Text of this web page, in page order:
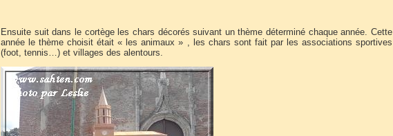
Ensuite suit dans le cortège les chars décorés suivant un thème déterminé chaque année. Cette
année le thème choisit était « les animaux » , les chars sont fait par les associations sportives
(foot, tennis…) et villages des alentours.